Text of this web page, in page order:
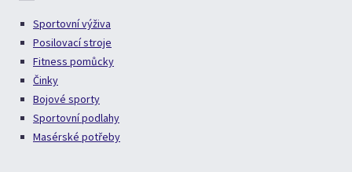
Sportovní výživa
Posilovací stroje
Fitness pomůcky
Činky
Bojové sporty
Sportovní podlahy
Masérské potřeby